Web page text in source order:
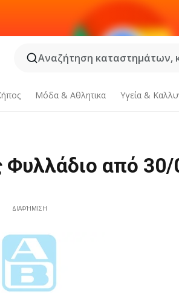
Αναζήτηση καταστημάτων,
Μόδα & Aθλητικα Υγεία &
Φυλλάδιο από
ΔΙΑΦΉΜΙΣΗ